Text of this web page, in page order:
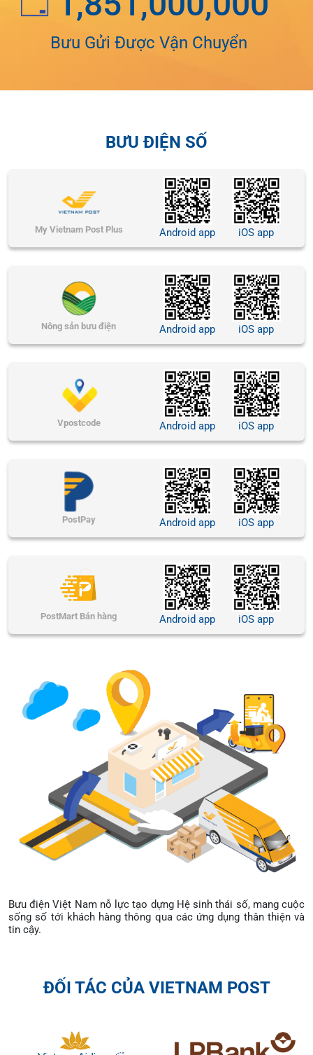
Bưu Gửi Được Vận Chuyển
BƯU ĐIỆN SỐ
My Vietnam Post Plus Android app iOS app
Nông sản bưu điện Android app iOS app
Vpostcode Android app iOS app
PostPay Android app iOS app
PostMart Bán hàng Android app iOS app
Bưu điện Việt Nam nỗ lực tạo dựng Hệ sinh thái số, mang cuộc
sống số tới khách hàng thông qua các ứng dụng thân thiện và
tin cậy.
ĐỐI TÁC CỦA VIETNAM POST